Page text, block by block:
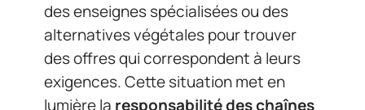
des enseignes spécialisées ou des
alternatives végétales pour trouver
des offres qui correspondent à leurs
exigences. Cette situation met en
lumière la responsabilité des chaînes